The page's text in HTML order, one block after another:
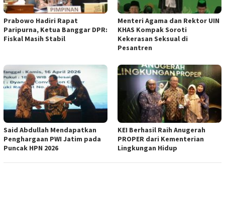
Prabowo Hadiri Rapat
Paripurna, Ketua Banggar DPR:
Fiskal Masih Stabil
Menteri Agama dan Rektor UIN
KHAS Kompak Soroti
Kekerasan Seksual di
Pesantren
Said Abdullah Mendapatkan
Penghargaan PWI Jatim pada
Puncak HPN 2026
KEI Berhasil Raih Anugerah
PROPER dari Kementerian
Lingkungan Hidup